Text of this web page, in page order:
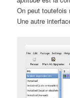
On peut
Une autre